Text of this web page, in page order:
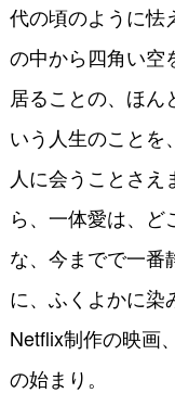
代の頃のように怯
の中から四角い空
居ることの、ほん
いう人生のことを
人に会うことさ
ら、一体愛は、
な、今までで一番
に、ふくよかに染
Netflix制作の映画
の始まり。